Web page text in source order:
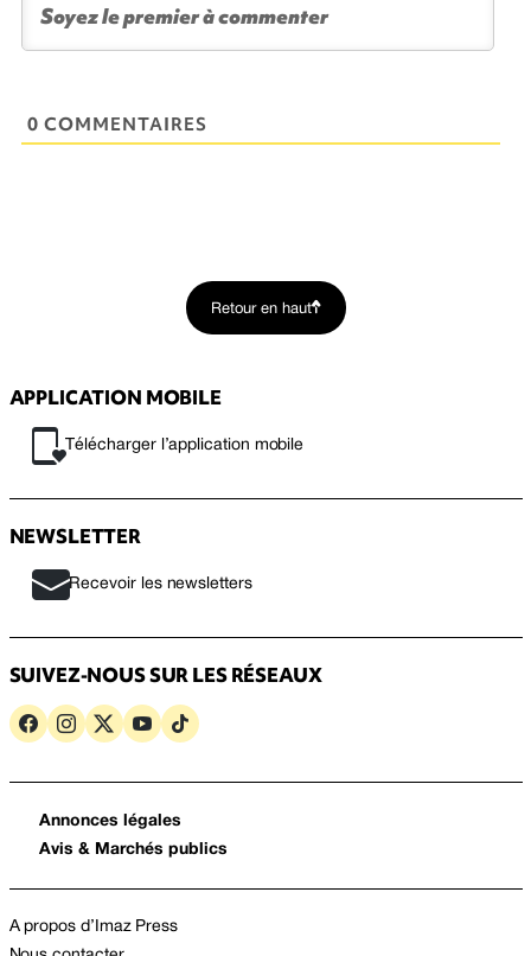
0 COMMENTAIRES
Retour en haut
APPLICATION MOBILE
Télécharger l’application mobile
NEWSLETTER
Recevoir les newsletters
SUIVEZ-NOUS SUR LES RÉSEAUX
Annonces légales
Avis & Marchés publics
A propos d’Imaz Press